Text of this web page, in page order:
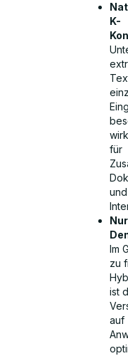
K-
für
Im
zu
ist
auf